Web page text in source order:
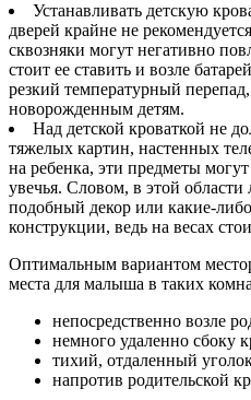
Устанавливать детскую
дверей крайне не
сквозняки могут негативно
стоит ее ставить и возле
резкий температурный
новорожденным детям.
Над детской кроваткой не
тяжелых картин, настенных
на ребенка, эти предметы
увечья. Словом, в этой области
подобный декор или какие-
конструкции, ведь на весах
Оптимальным вариантом
места для малыша в таких
непосредственно возле
немного удаленно сбоку
тихий, отдаленный
напротив родительской